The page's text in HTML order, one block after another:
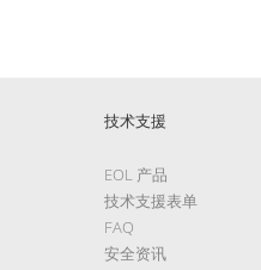
技术支援
EOL 产品
技术支援表单
FAQ
安全资讯